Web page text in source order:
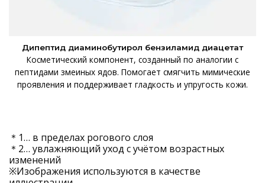
Дипептид диаминобутирол бензиламид диацетат
Косметический компонент, созданный по аналогии с
пептидами змеиных ядов. Помогает смягчить мимические
проявления и поддерживает гладкость и упругость кожи.
＊1… в пределах рогового слоя
＊2… увлажняющий уход с учётом возрастных
изменений
※Изображения используются в качестве